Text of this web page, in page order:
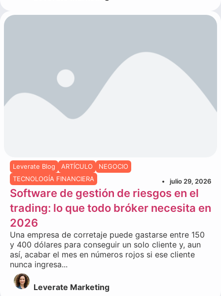
Leverate Blog ARTÍCULO
NEGOCIO
TECNOLOGÍA FINANCIERA
julio 29, 2026
Software de gestión de riesgos en el
trading: lo que todo bróker necesita en
2026
Una empresa de corretaje puede gastarse entre 150
y 400 dólares para conseguir un solo cliente y, aun
así, acabar el mes en números rojos si ese cliente
nunca ingresa...
Leverate Marketing